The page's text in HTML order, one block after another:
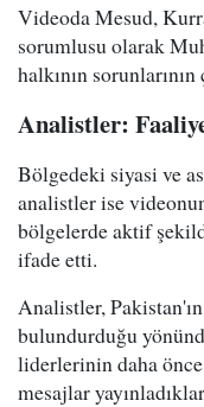
Videoda Mesud,
sorumlusu olarak
halkının
Analistler:
Bölgedeki siyasi ve
analistler ise
bölgelerde aktif
ifade etti.
Analistler,
bulundurduğu
liderlerinin daha önce
mesajlar